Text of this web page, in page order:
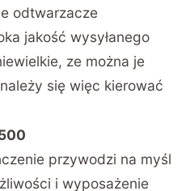
odtwarzacze
jakość wysyłanego
ze można je
się więc kierować
przywodzi na myśl
i wyposażenie